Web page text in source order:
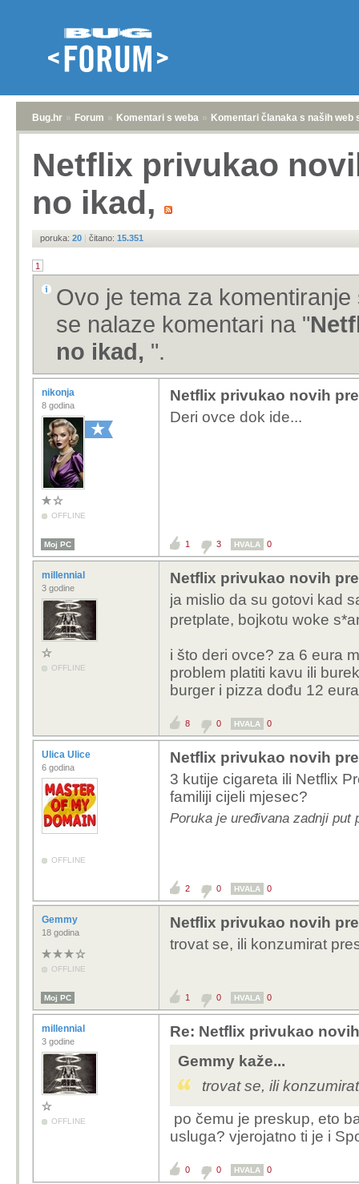
Bug.hr » Forum » Komentari s weba » Komentari članaka s naših web
Netflix privukao
no ikad,
poruka: 20 | čitano: 15.351
1
Ovo je tema za
se nalaze komentari na "
no ikad, ".
nikonja
8 godina
OFFLINE
Netflix privukao novih
Deri ovce dok ide...
Moj PC 1 3 HVALA 0
millennial
3 godine
OFFLINE
Netflix privukao novih
ja mislio da su gotovi kad
pretplate, bojkotu woke
i što deri ovce? za 6 eura
problem platiti kavu ili
burger i pizza dođu 12
8 0 HVALA 0
Ulica Ulice
6 godina
OFFLINE
Netflix privukao novih
3 kutije cigareta ili Netflix
familiji cijeli mjesec?
Poruka je uređivana zadnji put
2 0 HVALA 0
Gemmy
18 godina
OFFLINE
Netflix privukao novih
trovat se, ili konzumirat
Moj PC 1 0 HVALA 0
millennial
3 godine
OFFLINE
Re: Netflix privukao
Gemmy kaže...
trovat se, ili
po čemu je preskup, eto
usluga? vjerojatno ti je i
0 0 HVALA 0